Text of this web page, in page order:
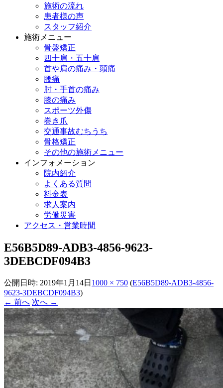
施術の流れ
患者様の声
スタッフ紹介
施術メニュー
骨盤矯正
四十肩・五十肩
首や肩の痛み・頭痛
腰痛
肘・手首の痛み
膝の痛み
スポーツ外傷
巻き爪
交通事故むちうち
骨格矯正
その他の施術メニュー
インフォメーション
院内紹介
よくある質問
料金表
求人案内
労働災害
アクセス・営業時間
E56B5D89-ADB3-4856-9623-
3DEBCDF094B3
公開日時: 2019年1月14日 1000 × 750 (E56B5D89-ADB3-4856-
9623-3DEBCDF094B3)
← 前へ 次へ →